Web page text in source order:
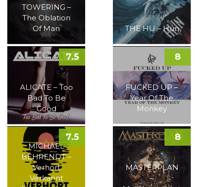
TOWERING –
The Oblation
Of Man
THE HU – Hun
ALICATE – Too
Bad To Be
Good
7.5
FUCKED UP –
Year Of The
Monkey
8
MICHAEL
BEHRENDT –
Verhört
Verkannt
7.5
MASTERPLAN
–
8